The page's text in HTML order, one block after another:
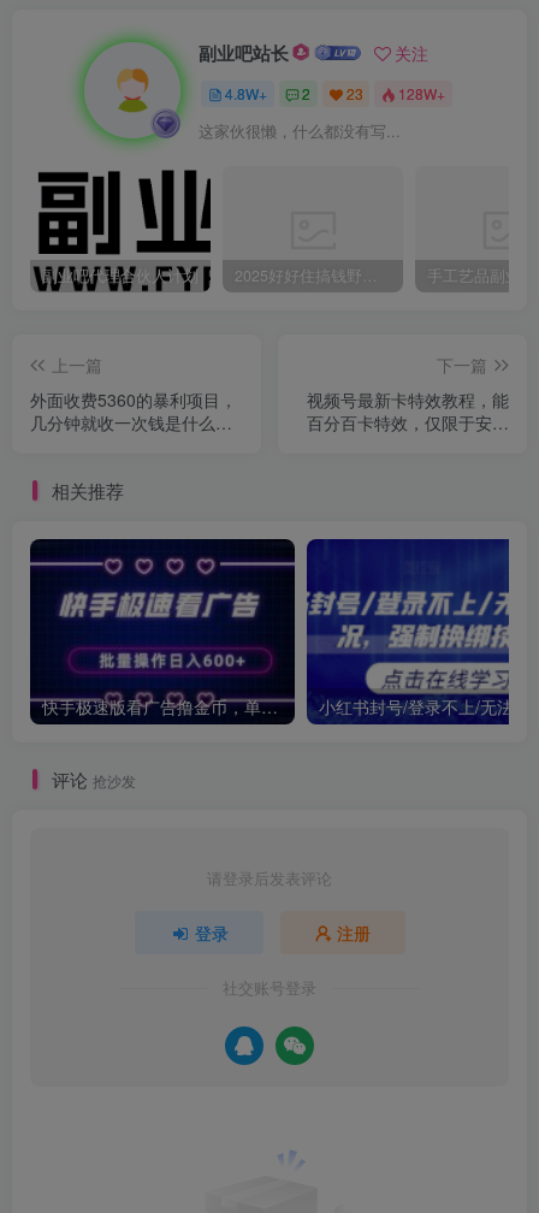
副业吧站长 关注
4.8W+ 2 23 128W+
这家伙很懒，什么都没有写...
副业吧代理合伙人计划 2025好好住搞钱野路子：素人3步变家居博主，日赚500+保姆级教程
上一篇
外面收费5360的暴利项目，
几分钟就收一次钱是什么体
下一篇
视频号最新卡特效教程，能
百分百卡特效，仅限于安卓
相关推荐
快手极速版看广告撸金币，单机日入50+，可批量操作
评论 抢沙发
请登录后发表评论
登录 注册
社交账号登录